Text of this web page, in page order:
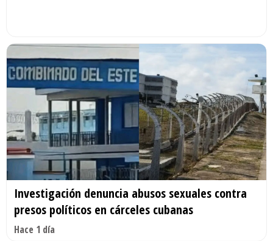
Investigación denuncia abusos sexuales contra
presos políticos en cárceles cubanas
Hace 1 día